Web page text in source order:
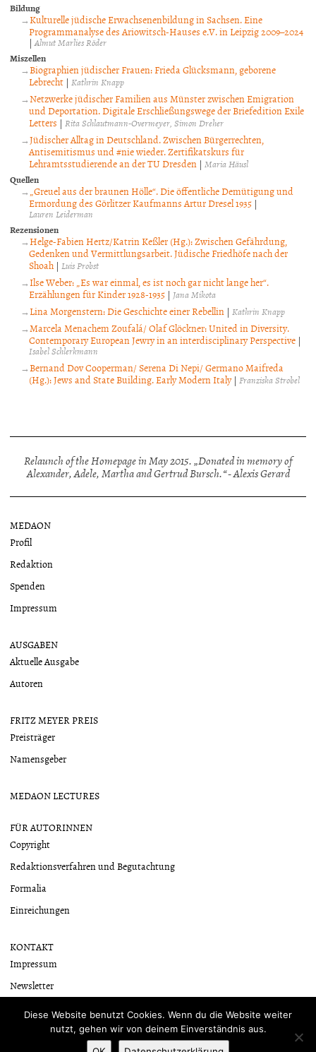
Bildung
Kulturelle jüdische Erwachsenenbildung in Sachsen. Eine
Programmanalyse des Ariowitsch-Hauses e.V. in Leipzig 2009–2024
|Almut Marlies Röder
Miszellen
Biographien jüdischer Frauen: Frieda Glücksmann, geborene
Lebrecht | Kathrin Knapp
Netzwerke jüdischer Familien aus Münster zwischen Emigration
und Deportation. Digitale Erschließungswege der Briefedition Exile
Letters | Rita Schlautmann-Overmeyer Simon Dreher
Jüdischer Alltag in Deutschland. Zwischen Bürgerrechten,
Antisemitismus und #nie wieder. Zertifikatskurs für
Lehramtsstudierende an der TU Dresden | Maria Häusl
Quellen
„Greuel aus der braunen Hölle“. Die öffentliche Demütigung und
Ermordung des Görlitzer Kaufmanns Artur Dresel 1935 |
Lauren Leiderman
Rezensionen
Helge-Fabien Hertz/Katrin Keßler (Hg.): Zwischen Gefährdung,
Gedenken und Vermittlungsarbeit. Jüdische Friedhöfe nach der
Shoah | Luis Probst
Ilse Weber: „Es war einmal, es ist noch gar nicht lange her“.
Erzählungen für Kinder 1928-1935 | Jana Mikota
Lina Morgenstern: Die Geschichte einer Rebellin |Kathrin Knapp
Marcela Menachem Zoufalá/ Olaf Glöckner: United in Diversity.
Contemporary European Jewry in an interdisciplinary Perspective |
Isabel Schlerkmann
Bernand Dov Cooperman/ Serena Di Nepi/ Germano Maifreda
(Hg.): Jews and State Building. Early Modern Italy| Franziska Strobel
Relaunch of the Homepage in May 2015. „Donated in memory of
Alexander, Adele, Martha and Gertrud Bursch.“ - Alexis Gerard
MEDAON
Profil
Redaktion
Spenden
Impressum
AUSGABEN
Aktuelle Ausgabe
Autoren
FRITZ MEYER PREIS
Preisträger
Namensgeber
MEDAON LECTURES
FÜR AUTORINNEN
Copyright
Redaktionsverfahren und Begutachtung
Formalia
Einreichungen
KONTAKT
Impressum
Newsletter
Diese Website benutzt Cookies. Wenn du die Website weiter
nutzt, gehen wir von deinem Einverständnis aus.